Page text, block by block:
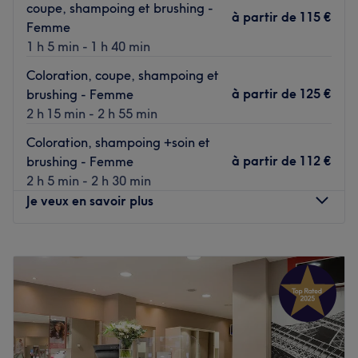
L'arrêt de bus Mairie du 15e est à deux minutes à pied du
salon.
Une équipe experte vous accueille chaleureusement dans
ce salon.
Nos coups de cœur :
L'atmosphère : le salon offre une ambiance conviviale et
cocooning.
Les spécialités de l'établissement : les coupes et les
Voir le salon
coupe, shampoing et brushing -
Femme
1 h 5 min - 1 h 40 min
à partir de 115 €
Coloration, coupe, shampoing et
brushing - Femme
2 h 15 min - 2 h 55 min
à partir de 125 €
Coloration, shampoing +soin et
brushing - Femme
2 h 5 min - 2 h 30 min
à partir de 112 €
Je veux en savoir plus
09:30–18:30
Mercredi
18:30
09:00–18:30
Vendredi
09:00–18:30
Samedi
09:00–17:00